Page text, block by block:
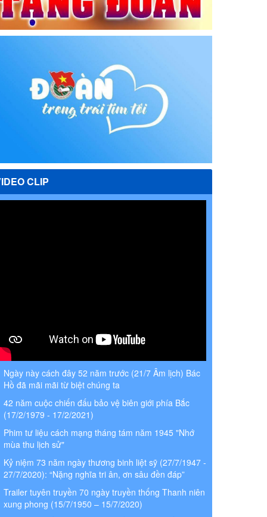
CLIP
Ngày này cách đây 52 năm trước (21/7 Âm lịch) Bác
Hồ đã mãi mãi từ biệt chúng ta
42 năm cuộc chiến đấu bảo vệ biên giới phía Bắc
(17/2/1979 - 17/2/2021)
Phim tư liệu cách mạng tháng tám năm 1945 "Nhớ
mùa thu lịch sử"
Kỷ niệm 73 năm ngày thương binh liệt sỹ (27/7/1947 -
27/7/2020): “Nặng nghĩa tri ân, ơn sâu đền đáp”
Trailer tuyên truyền 70 ngày truyền thống Thanh niên
xung phong (15/7/1950 – 15/7/2020)